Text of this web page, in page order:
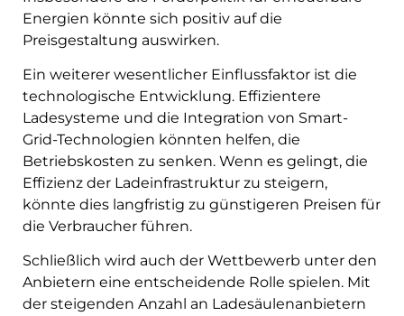
Energien könnte sich positiv auf die
Preisgestaltung auswirken.
Ein weiterer wesentlicher Einflussfaktor ist die
technologische Entwicklung. Effizientere
Ladesysteme und die Integration von Smart-
Grid-Technologien könnten helfen, die
Betriebskosten zu senken. Wenn es gelingt, die
Effizienz der Ladeinfrastruktur zu steigern,
könnte dies langfristig zu günstigeren Preisen für
die Verbraucher führen.
Schließlich wird auch der Wettbewerb unter den
Anbietern eine entscheidende Rolle spielen. Mit
der steigenden Anzahl an Ladesäulenanbietern